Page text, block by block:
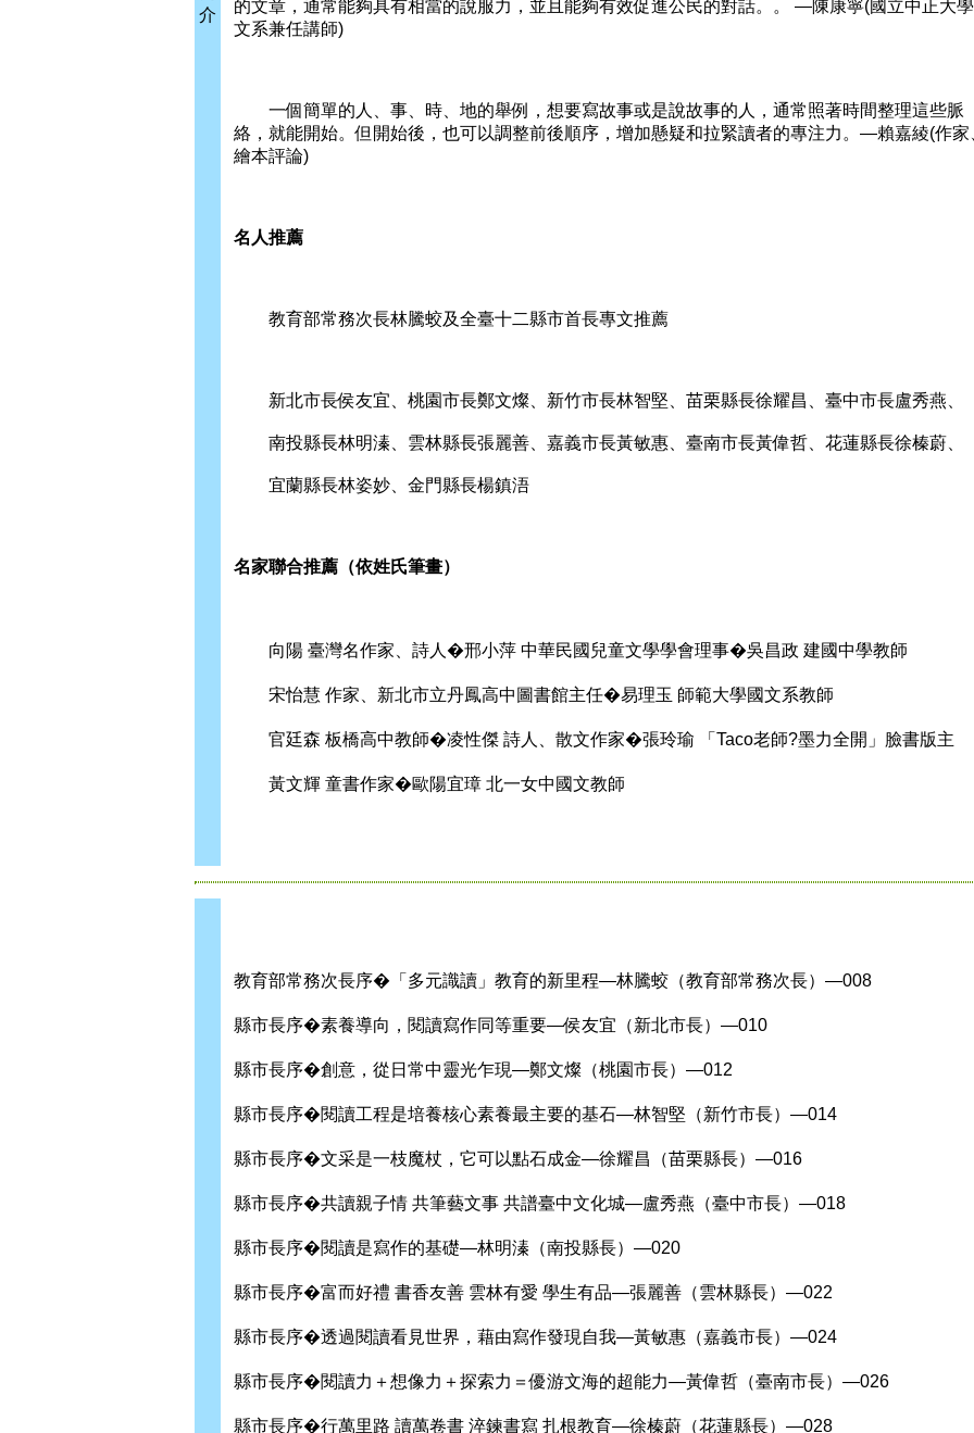
介
的文章，通常能夠具有相當的說服力，並且能夠有效促進公民的對話。。 —陳康寧(國立中正大
文系兼任講師)
一個簡單的人、事、時、地的舉例，想要寫故事或是說故事的人，通常照著時間整理這些脈
絡，就能開始。但開始後，也可以調整前後順序，增加懸疑和拉緊讀者的專注力。—賴嘉綾(作家
繪本評論)
名人推薦
教育部常務次長林騰蛟及全臺十二縣市首長專文推薦
新北市長侯友宜、桃園市長鄭文燦、新竹市長林智堅、苗栗縣長徐耀昌、臺中市長盧秀燕、
南投縣長林明溱、雲林縣長張麗善、嘉義市長黃敏惠、臺南市長黃偉哲、花蓮縣長徐榛蔚、
宜蘭縣長林姿妙、金門縣長楊鎮浯
名家聯合推薦（依姓氏筆畫）
向陽 臺灣名作家、詩人�邢小萍 中華民國兒童文學學會理事�吳昌政 建國中學教師
宋怡慧 作家、新北市立丹鳳高中圖書館主任�易理玉 師範大學國文系教師
官廷森 板橋高中教師�凌性傑 詩人、散文作家�張玲瑜 「Taco老師?墨力全開」臉書版主
黃文輝 童書作家�歐陽宜璋 北一女中國文教師
教育部常務次長序�「多元識讀」教育的新里程—林騰蛟（教育部常務次長）—008
縣市長序�素養導向，閱讀寫作同等重要—侯友宜（新北市長）—010
縣市長序�創意，從日常中靈光乍現—鄭文燦（桃園市長）—012
縣市長序�閱讀工程是培養核心素養最主要的基石—林智堅（新竹市長）—014
縣市長序�文采是一枝魔杖，它可以點石成金—徐耀昌（苗栗縣長）—016
縣市長序�共讀親子情 共筆藝文事 共譜臺中文化城—盧秀燕（臺中市長）—018
縣市長序�閱讀是寫作的基礎—林明溱（南投縣長）—020
縣市長序�富而好禮 書香友善 雲林有愛 學生有品—張麗善（雲林縣長）—022
縣市長序�透過閱讀看見世界，藉由寫作發現自我—黃敏惠（嘉義市長）—024
縣市長序�閱讀力＋想像力＋探索力＝優游文海的超能力—黃偉哲（臺南市長）—026
縣市長序�行萬里路 讀萬卷書 淬鍊書寫 扎根教育—徐榛蔚（花蓮縣長）—028